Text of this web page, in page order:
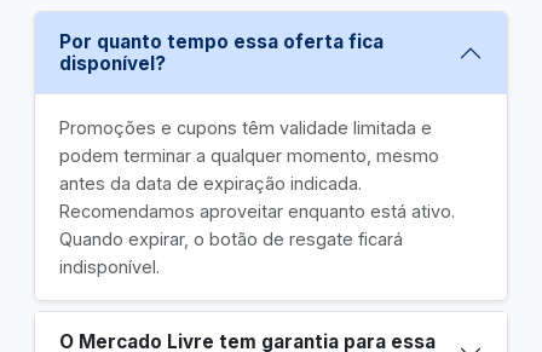
Por quanto tempo essa oferta fica
disponível?
Promoções e cupons têm validade limitada e
podem terminar a qualquer momento, mesmo
antes da data de expiração indicada.
Recomendamos aproveitar enquanto está ativo.
Quando expirar, o botão de resgate ficará
indisponível.
O Mercado Livre tem garantia para essa